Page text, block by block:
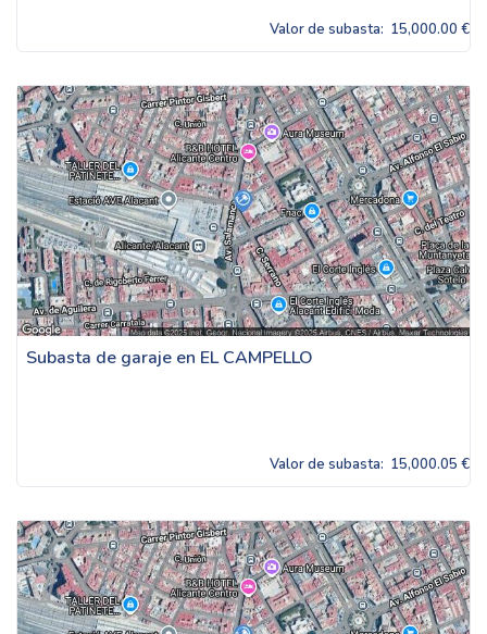
Valor de subasta: 15,000.00 €
Subasta de garaje en EL CAMPELLO
Valor de subasta: 15,000.05 €